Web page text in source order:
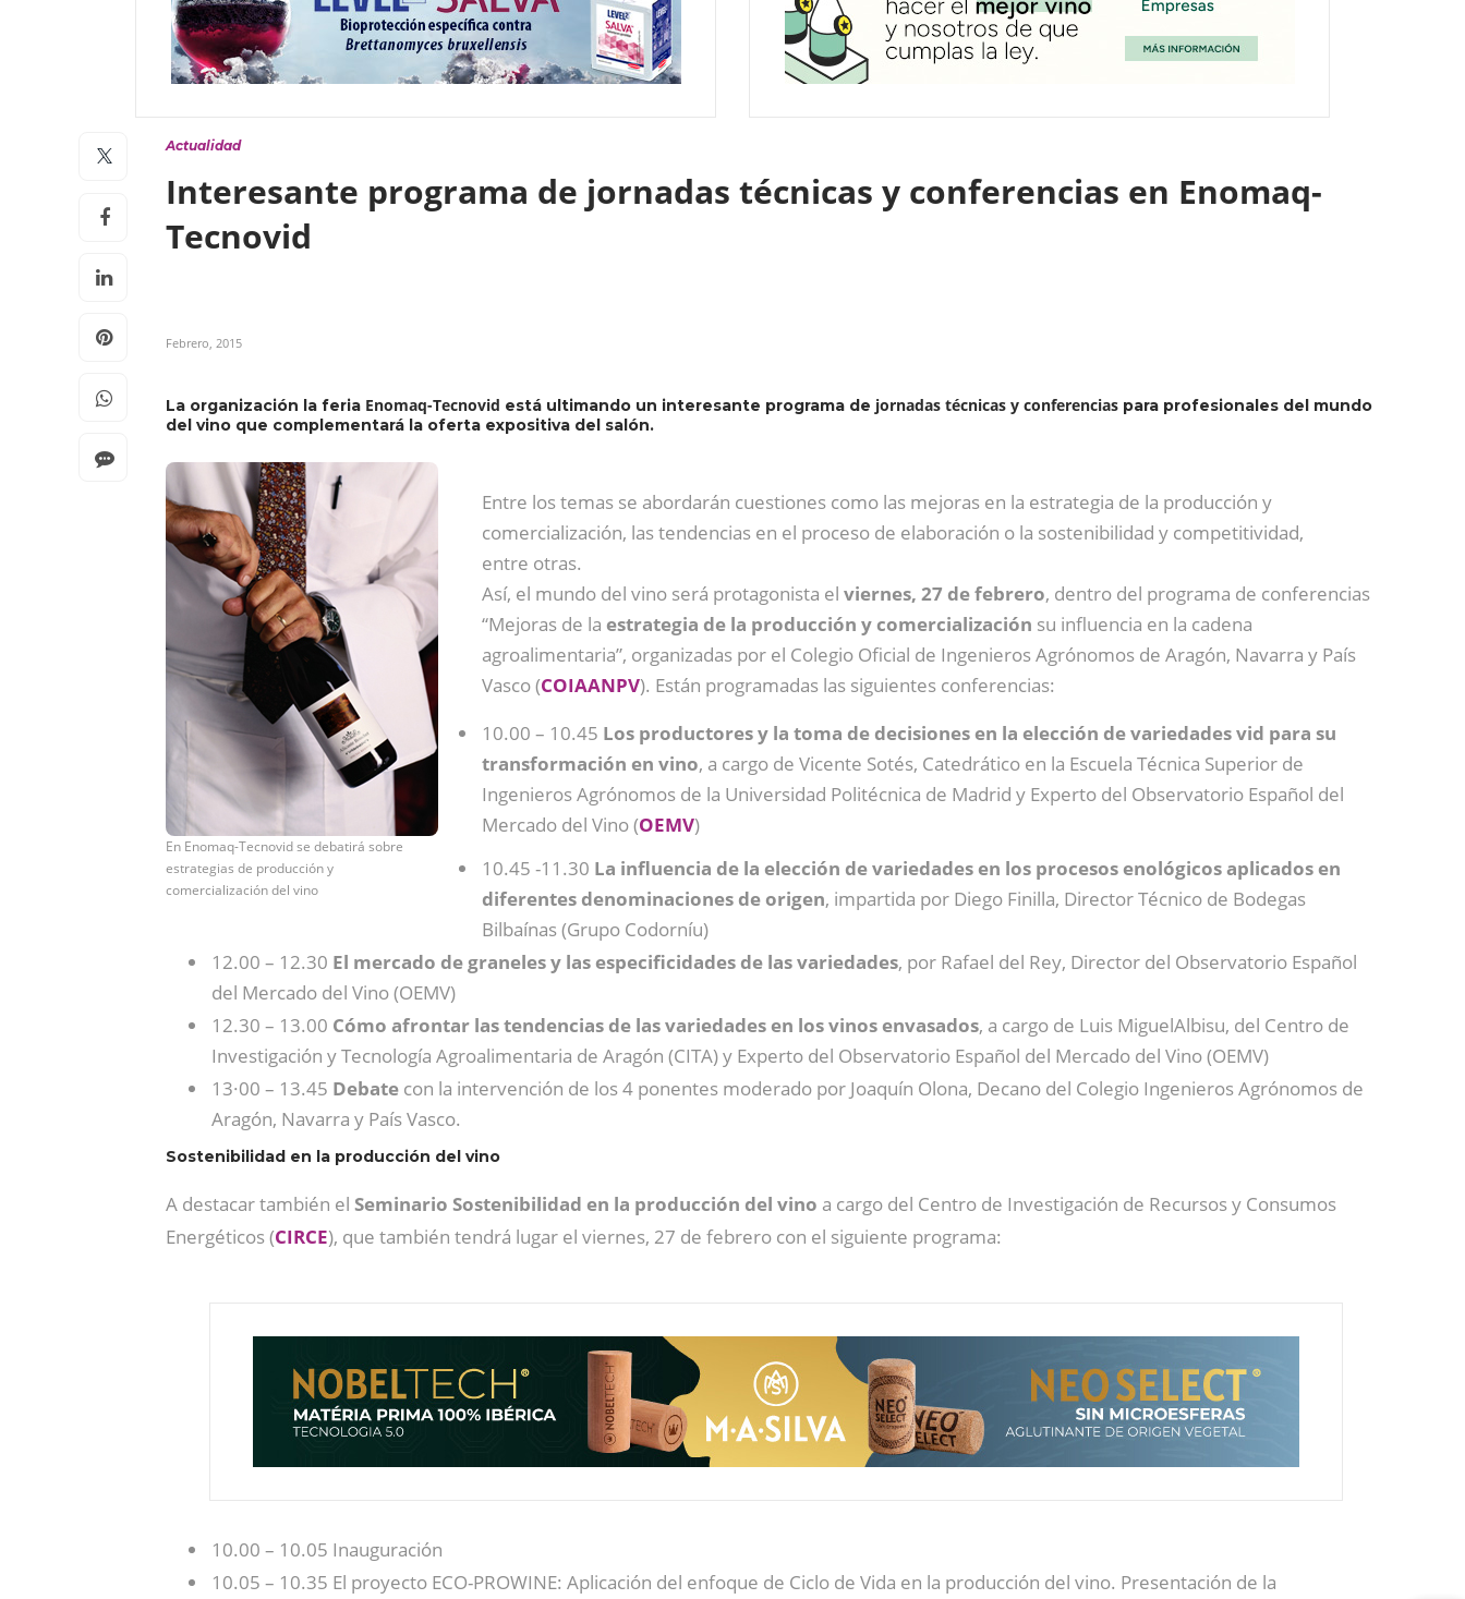
Actualidad
Interesante programa de jornadas técnicas y conferencias en Enomaq-
Tecnovid
Febrero, 2015
La organización la feria Enomaq-Tecnovid está ultimando un interesante programa de jornadas técnicas y conferencias para profesionales del mundo
del vino que complementará la oferta expositiva del salón.
En Enomaq-Tecnovid se debatirá sobre
estrategias de producción y
comercialización del vino
Entre los temas se abordarán cuestiones como las mejoras en la estrategia de la producción y
comercialización, las tendencias en el proceso de elaboración o la sostenibilidad y competitividad,
entre otras.
Así, el mundo del vino será protagonista el viernes, 27 de febrero, dentro del programa de conferencias
“Mejoras de la estrategia de la producción y comercialización su influencia en la cadena
agroalimentaria”, organizadas por el Colegio Oficial de Ingenieros Agrónomos de Aragón, Navarra y País
Vasco(COIAANPV). Están programadas las siguientes conferencias:
10.00 – 10.45 Los productores y la toma de decisiones en la elección de variedades vid para su
transformación en vino, a cargo de Vicente Sotés, Catedrático en la Escuela Técnica Superior de
Ingenieros Agrónomos de la Universidad Politécnica de Madrid y Experto del Observatorio Español del
Mercado del Vino (OEMV)
10.45 -11.30 La influencia de la elección de variedades en los procesos enológicos aplicados en
diferentes denominaciones de origen, impartida por Diego Finilla, Director Técnico de Bodegas
Bilbaínas (Grupo Codorníu)
12.00 – 12.30 El mercado de graneles y las especificidades de las variedades, por Rafael del Rey, Director del Observatorio Español
del Mercado del Vino (OEMV)
12.30 – 13.00 Cómo afrontar las tendencias de las variedades en los vinos envasados, a cargo de Luis MiguelAlbisu, del Centro de
Investigación y Tecnología Agroalimentaria de Aragón (CITA) y Experto del Observatorio Español del Mercado del Vino (OEMV)
13·00 – 13.45 Debate con la intervención de los 4 ponentes moderado por Joaquín Olona, Decano del Colegio Ingenieros Agrónomos de
Aragón, Navarra y País Vasco.
Sostenibilidad en la producción del vino
A destacar también el Seminario Sostenibilidad en la producción del vino a cargo del Centro de Investigación de Recursos y Consumos
Energéticos (CIRCE), que también tendrá lugar el viernes, 27 de febrero con el siguiente programa:
10.00 – 10.05 Inauguración
10.05 – 10.35 El proyecto ECO-PROWINE: Aplicación del enfoque de Ciclo de Vida en la producción del vino. Presentación de la